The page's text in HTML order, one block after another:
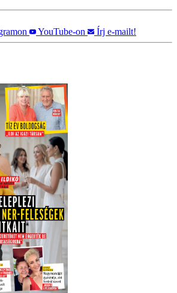
YouTube-on Írj e-mailt!